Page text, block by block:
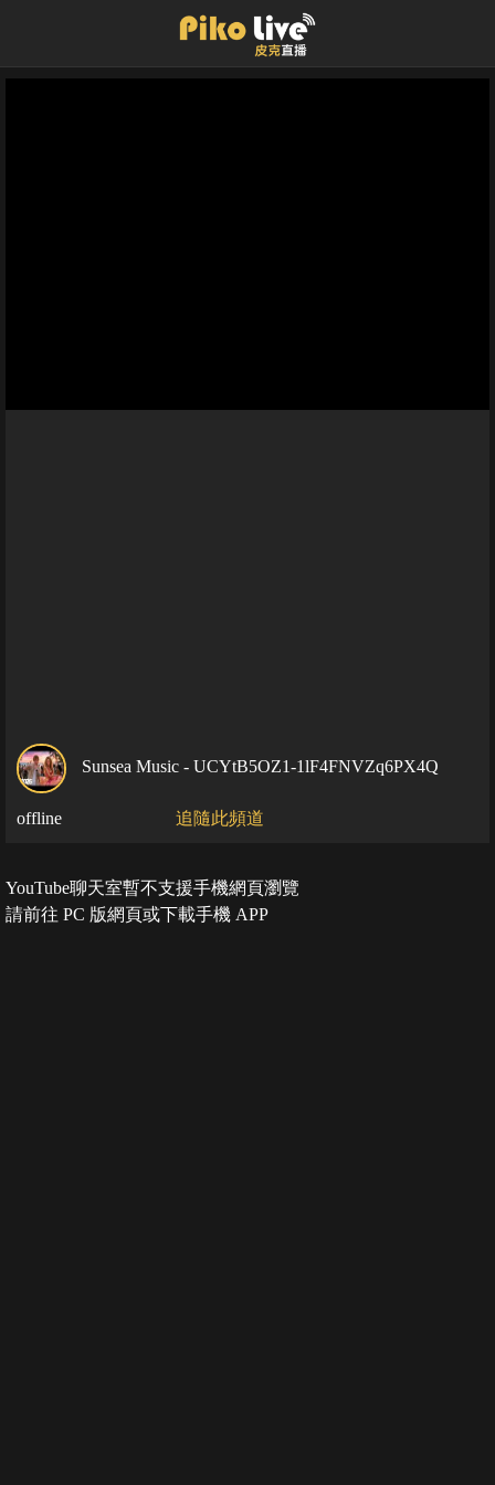
Sunsea Music - UCYtB5OZ1-1lF4FNVZq6PX4Q
offline 追隨此頻道
YouTube聊天室暫不支援手機網頁瀏覽
請前往 PC 版網頁或下載手機 APP